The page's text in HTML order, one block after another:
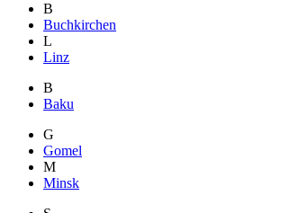
B
Buchkirchen
L
Linz
B
Baku
G
Gomel
M
Minsk